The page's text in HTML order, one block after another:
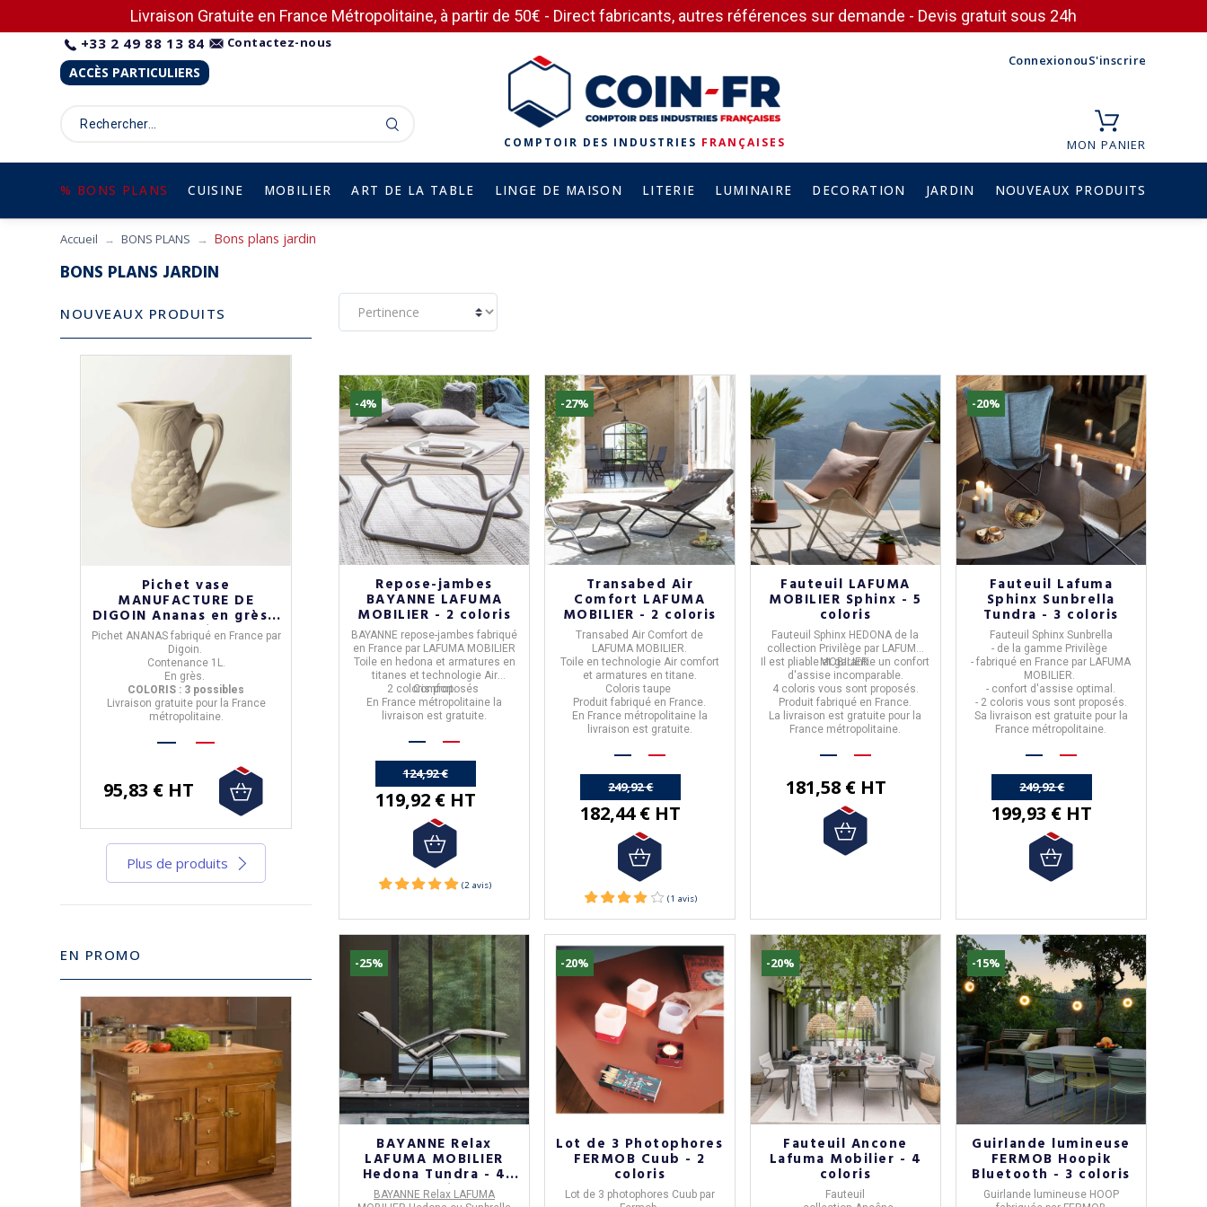
Livraison Gratuite en France Métropolitaine, à partir de 50€ - Direct fabricants, autres références sur demande - Devis gratuit sous 24h
+33 2 49 88 13 84 Contactez-nous
ACCÈS PARTICULIERS
ConnexionouS'inscrire
COMPTOIR DES INDUSTRIES FRANÇAISES MON PANIER
% BONS PLANS CUISINE MOBILIER ART DE LA TABLE LINGE DE MAISON LITERIE LUMINAIRE DECORATION JARDIN NOUVEAUX PRODUITS
Accueil BONS PLANS Bons plans jardin
BONS PLANS JARDIN
NOUVEAUX PRODUITS
Pichet vase
MANUFACTURE DE
DIGOIN Ananas en grès -
3 coloris
Pichet ANANAS fabriqué en Francepar
Digoin.
Contenance 1L.
En grès.
COLORIS : 3 possibles
Livraison gratuite pour la France
métropolitaine.
95,83 € HT
Plus de produits
EN PROMO
-10% -10%
-4%
Repose-jambes
BAYANNE LAFUMA
MOBILIER - 2 coloris
BAYANNE repose-jambes fabriqué
en France par LAFUMA MOBILIER
Toile en hedona et armatures en
titanes et technologie Air
Comfort.
2 coloris proposés
En France métropolitaine la
livraison est gratuite.
124,92 €
119,92 € HT
-27%
Transabed Air
Comfort LAFUMA
MOBILIER - 2 coloris
Transabed Air Comfort de
LAFUMA MOBILIER.
Toile en technologie Air comfort
et armatures en titane.
Coloris taupe
Produit fabriqué en France.
En France métropolitaine la
livraison est gratuite.
249,92 €
182,44 € HT
Fauteuil LAFUMA
MOBILIER Sphinx - 5
coloris
Fauteuil Sphinx HEDONA de la
collection Privilège par LAFUMA
MOBILIER.
Il est pliable et garantie un confort
d'assise incomparable.
4 coloris vous sont proposés.
Produit fabriqué en France.
La livraison est gratuite pour la
France métropolitaine.
181,58 € HT
-20%
Fauteuil Lafuma
Sphinx Sunbrella
Tundra - 3 coloris
Fauteuil Sphinx Sunbrella
- de la gamme Privilège
- fabriqué en France par LAFUMA
MOBILIER.
- confort d'assise optimal.
- 2 coloris vous sont proposés.
Sa livraison est gratuitepour la
France métropolitaine.
249,92 €
199,93 € HT
-25%
BAYANNE Relax
LAFUMA MOBILIER
Hedona Tundra - 4
coloris
BAYANNE Relax LAFUMA
-20%
Lot de 3 Photophores
FERMOB Cuub - 2
coloris
Lot de 3 photophores Cuubpar
-20%
Fauteuil Ancone
Lafuma Mobilier - 4
coloris
Fauteuil
-15%
Guirlande lumineuse
FERMOB Hoopik
Bluetooth - 3 coloris
Guirlande lumineuse HOOP